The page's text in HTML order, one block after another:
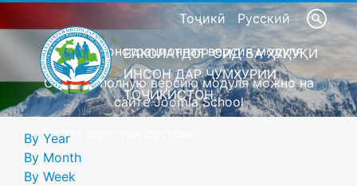
Тоҷикӣ Русский
Это демонстрационная версия модуля
Скачать полную версию модуля можно на
сайте Joomla School
Барои шахсони сустбин
ВАКОЛАТДОР ОИД БА ҲУҚУҚИ
ИНСОН ДАР ҶУМҲУРИИ
ТОҶИКИСТОН
By Year
By Month
By Week